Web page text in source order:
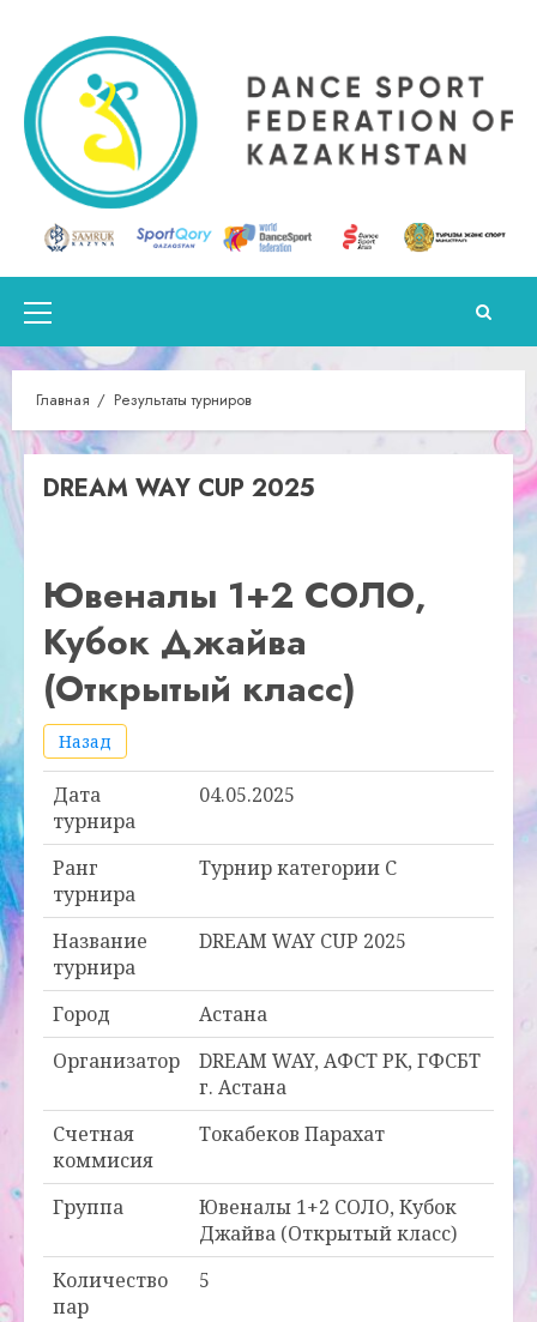
содержимому
Основное
меню
Главная Результаты турниров
DREAM WAY CUP 2025
Ювеналы 1+2 СОЛО,
Кубок Джайва
(Открытый класс)
Назад
Дата
турнира
04.05.2025
Ранг
турнира
Турнир категории С
Название
турнира
DREAM WAY CUP 2025
Город
Астана
Организатор
DREAM WAY, АФСТ РК, ГФСБТ
г. Астана
Счетная
коммисия
Токабеков Парахат
Группа
Ювеналы 1+2 СОЛО, Кубок
Джайва (Открытый класс)
Количество
пар
5